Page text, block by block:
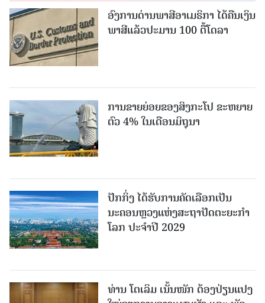
ອົງການດ່ານພາສີອາເມຣິກາ ໄດ້ຄືນເງິນ
ພາສີແລ້ວປະມານ 100 ຕື້ໂດລາ
ການຂາຍຍ່ອຍຂອງສິງກະໂປ ຂະຫຍາຍ
ຕົວ 4% ໃນເດືອນມິຖຸນາ
ປັກກິ່ງ ໄດ້ຮັບການຄັດເລືອກເປັນ
ນະຄອນຫຼວງແຫ່ງສະຖາປັດຕະຍະກຳ
ໂລກ ປະຈຳປີ 2029
ທ່ານ ໂຕ​ເລິມ ເນັ້ນໜັກ ຕ້ອງ​ປ່ຽນ​ແປງ​